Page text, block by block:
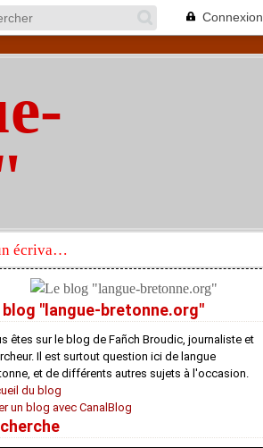
Connexion
Réhabilitation d’un écrivain de langue bretonne aujourd’hui mal connu et méconnu
blog "langue-bretonne.org"
êtes sur le blog de Fañch Broudic, journaliste et
Il est surtout question ici de langue
et de différents autres sujets à l'occasion.
du blog
un blog avec CanalBlog